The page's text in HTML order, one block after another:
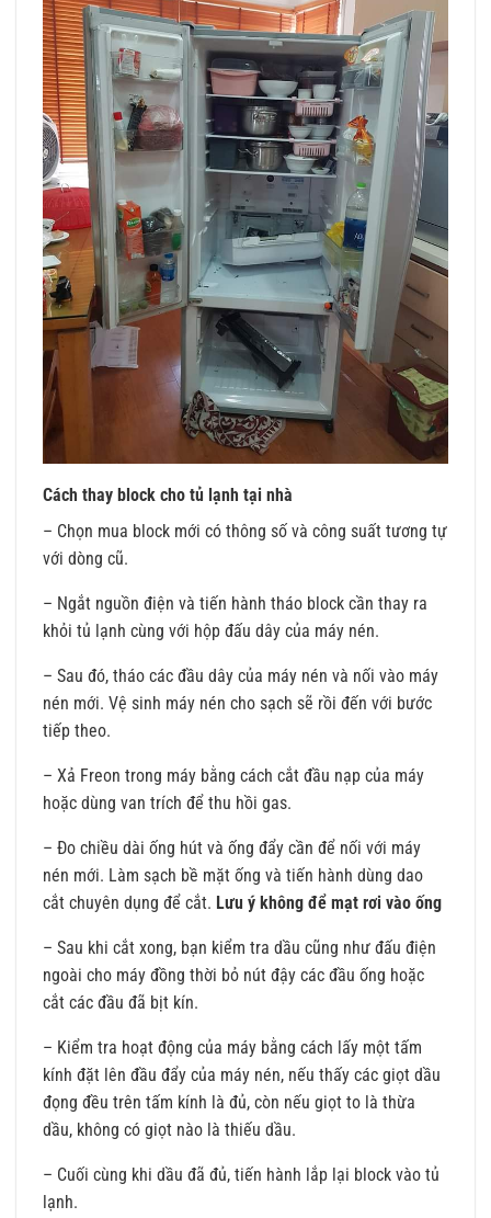
Cách thay block cho tủ lạnh tại nhà
– Chọn mua block mới có thông số và công suất tương tự
với dòng cũ.
– Ngắt nguồn điện và tiến hành tháo block cần thay ra
khỏi tủ lạnh cùng với hộp đấu dây của máy nén.
– Sau đó, tháo các đầu dây của máy nén và nối vào máy
nén mới. Vệ sinh máy nén cho sạch sẽ rồi đến với bước
tiếp theo.
– Xả Freon trong máy bằng cách cắt đầu nạp của máy
hoặc dùng van trích để thu hồi gas.
– Đo chiều dài ống hút và ống đẩy cần để nối với máy
nén mới. Làm sạch bề mặt ống và tiến hành dùng dao
cắt chuyên dụng để cắt. Lưu ý không để mạt rơi vào ống
– Sau khi cắt xong, bạn kiểm tra dầu cũng như đấu điện
ngoài cho máy đồng thời bỏ nút đậy các đầu ống hoặc
cắt các đầu đã bịt kín.
– Kiểm tra hoạt động của máy bằng cách lấy một tấm
kính đặt lên đầu đẩy của máy nén, nếu thấy các giọt dầu
đọng đều trên tấm kính là đủ, còn nếu giọt to là thừa
dầu, không có giọt nào là thiếu dầu.
– Cuối cùng khi dầu đã đủ, tiến hành lắp lại block vào tủ
lạnh.